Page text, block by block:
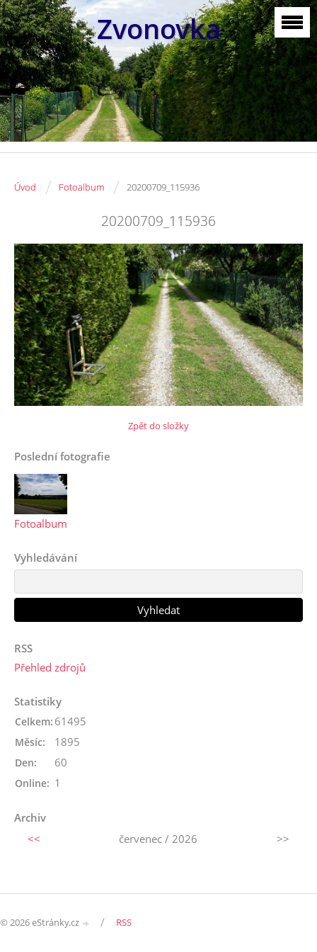
Zvonovka
Úvod / Fotoalbum / 20200709_115936
20200709_115936
Zpět do složky
Poslední fotografie
Fotoalbum
Vyhledávání
RSS
Přehled zdrojů
Statistiky
Online: 1
Celkem: 61495
Měsíc: 1895
Den: 60
Archiv
<<
červenec / 2026 >>
© 2026 eStránky.cz / RSS